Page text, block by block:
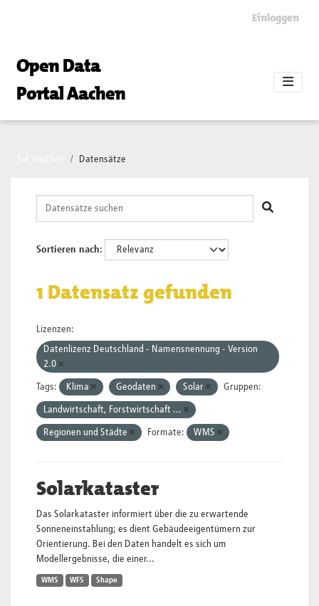
Einloggen
Open Data
Portal Aachen
Datensätze
Sortieren nach
1 Datensatz gefunden
Lizenzen:
Datenlizenz Deutschland - Namensnennung - Version
2.0
Tags: Klima Geodaten Solar Gruppen:
Landwirtschaft, Forstwirtschaft ...
Regionen und Städte Formate: WMS
Solarkataster
Das Solarkataster informiert über die zu erwartende
Sonneneinstahlung; es dient Gebäudeeigentümern zur
Orientierung. Bei den Daten handelt es sich um
Modellergebnisse, die einer...
WMS WFS Shape